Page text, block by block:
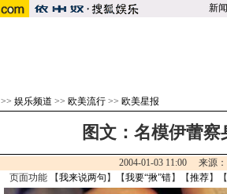
新闻
>> 娱乐频道 >> 欧美流行 >> 欧美星报
图文：名模伊蕾察
2004-01-03 11:00 来源
页面功能 【我来说两句 】【我要“揪”错】【推荐】